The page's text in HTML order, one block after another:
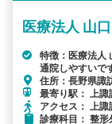
医療法人 山
特徴：医療法人
通院しやすいで
住所：長野県諏
最寄り駅： 上
アクセス： 上
診療科目： 整